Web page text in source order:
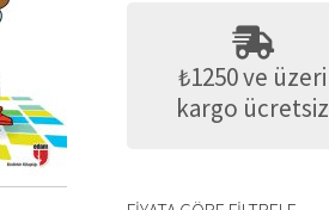
₺1250 ve üzeri
kargo ücretsiz